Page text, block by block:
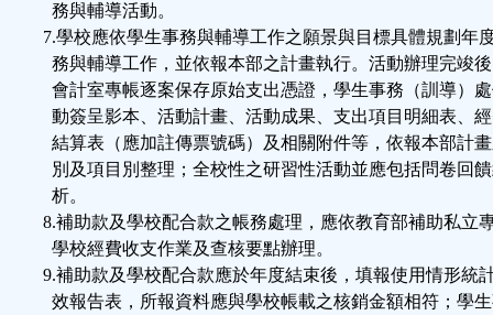
務與輔導活動。
7.學校應依學生事務與輔導工作之願景與目標具體規劃年
務與輔導工作，並依報本部之計畫執行。活動辦理完竣
會計室專帳逐案保存原始支出憑證，學生事務（訓導）
動簽呈影本、活動計畫、活動成果、支出項目明細表、
結算表（應加註傳票號碼）及相關附件等，依報本部計
別及項目別整理；全校性之研習性活動並應包括問卷回
析。
8.補助款及學校配合款之帳務處理，應依教育部補助私立
學校經費收支作業及查核要點辦理。
9.補助款及學校配合款應於年度結束後，填報使用情形統
效報告表，所報資料應與學校帳載之核銷金額相符；學